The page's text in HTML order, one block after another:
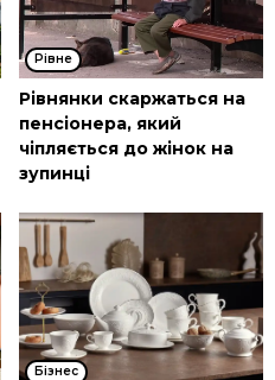
Рівне
Рівнянки скаржаться на
пенсіонера, який
чіпляється до жінок на
зупинці
Бізнес